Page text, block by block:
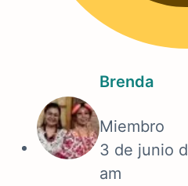
Brenda
Miembro
3 de junio
am